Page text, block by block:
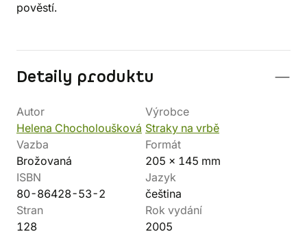
pověstí.
Detaily produktu
Autor
Helena Chocholoušková
Výrobce
Straky na vrbě
Vazba
Brožovaná
Formát
205 x 145 mm
ISBN
80-86428-53-2
Jazyk
čeština
Stran
128
Rok vydání
2005